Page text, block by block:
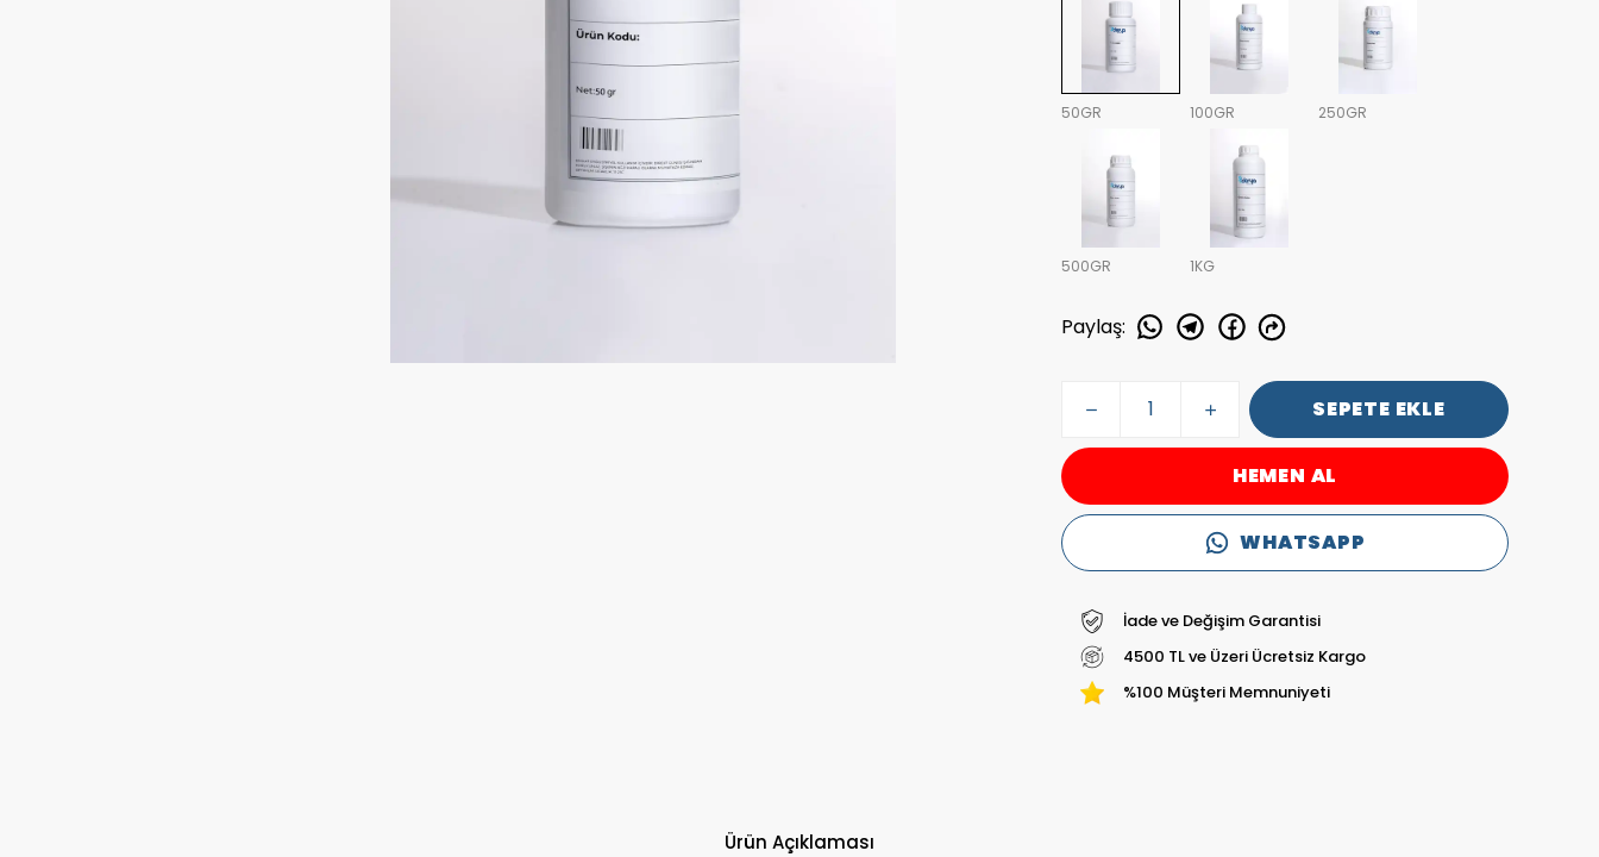
50GR 100GR 250GR
500GR 1KG
Paylaş:
SEPETE EKLE
HEMEN AL
WHATSAPP
İade ve Değişim Garantisi
4500 TL ve Üzeri Ücretsiz Kargo
%100 Müşteri Memnuniyeti
Ürün Açıklaması